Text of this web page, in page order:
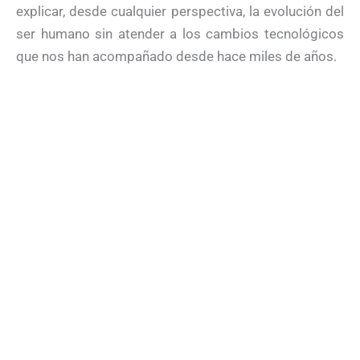
explicar, desde cualquier perspectiva, la evolución del
ser humano sin atender a los cambios tecnológicos
que nos han acompañado desde hace miles de años.